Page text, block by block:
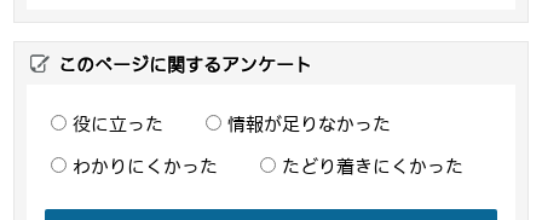
このページに関するアンケート
役に立った 情報が足りなかった
わかりにくかった たどり着きにくかった